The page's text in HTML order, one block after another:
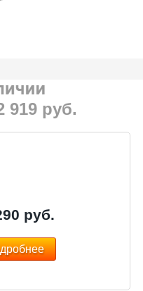
919 руб.
руб.